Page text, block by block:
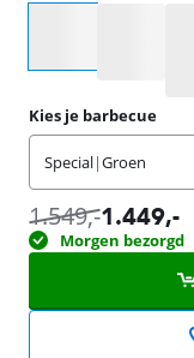
Kies je barbecue
Special|Groen
1.549,-1.449,-
Morgen bezorgd